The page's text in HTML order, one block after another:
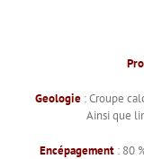
Geologie : Croupe
Ainsi que
Encépagement : 80